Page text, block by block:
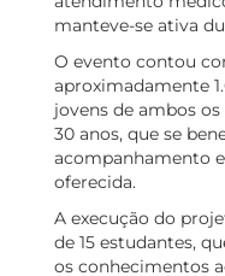
manteve-se ativa
O evento contou
aproximadamente
jovens de ambos
30 anos, que se
acompanhamento
oferecida.
A execução do
de 15 estudantes,
os conhecimentos